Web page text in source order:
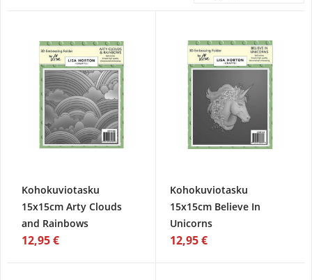
Kohokuviotasku
15x15cm Arty Clouds
and Rainbows
12,95 €
Kohokuviotasku
15x15cm Believe In
Unicorns
12,95 €